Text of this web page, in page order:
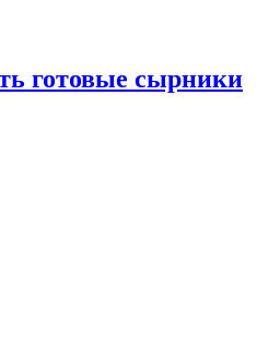
готовые сырники